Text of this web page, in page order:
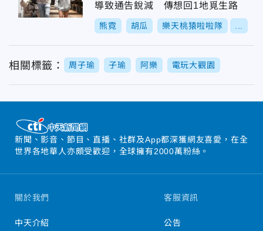
導致通告銳減 傳想回1地覓生路
熊霓 胡瓜 樂天桃猿啦啦隊
相關標籤： 周子瑜 子瑜 阿樂 電玩大觀園
新聞、影音、節目、直播、社群及App都深獲網友喜愛，在全
世界各地華人亦頗受歡迎，全球擁有2000萬粉絲。
關於我們
中天介紹
客服資訊
公告